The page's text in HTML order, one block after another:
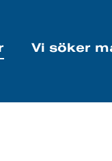
Vi söker